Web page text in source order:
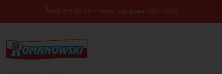
89 762 00 69 - Pomoc zakupowa 7:00 - 16:00